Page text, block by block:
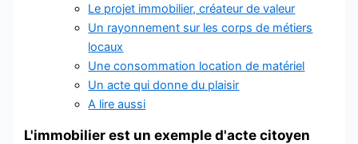
Le projet immobilier, créateur de valeur
Un rayonnement sur les corps de métiers
locaux
Une consommation location de matériel
Un acte qui donne du plaisir
A lire aussi
L'immobilier est un exemple d'acte citoyen